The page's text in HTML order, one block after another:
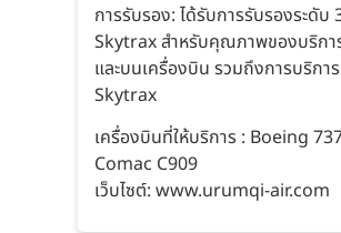
การรับรอง: ได้รับการรับรองระดับ
Skytrax สำหรับคุณภาพของบริกา
และบนเครื่องบิน รวมถึงการบริก
Skytrax
เครื่องบินที่ให้บริการ : Boeing
Comac C909
เว็บไซต์: www.urumqi-air.com